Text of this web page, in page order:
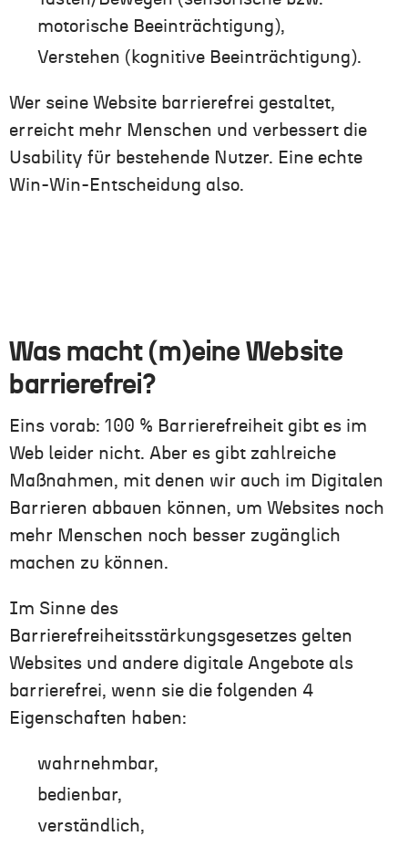
motorische Beeinträchtigung),
Verstehen (kognitive Beeinträchtigung).
Wer seine Website barrierefrei gestaltet,
erreicht mehr Menschen und verbessert die
Usability für bestehende Nutzer. Eine echte
Win-Win-Entscheidung also.
Was macht (m)eine Website
barrierefrei?
Eins vorab: 100 % Barrierefreiheit gibt es im
Web leider nicht. Aber es gibt zahlreiche
Maßnahmen, mit denen wir auch im Digitalen
Barrieren abbauen können, um Websites noch
mehr Menschen noch besser zugänglich
machen zu können.
Im Sinne des
Barrierefreiheitsstärkungsgesetzes gelten
Websites und andere digitale Angebote als
barrierefrei, wenn sie die folgenden 4
Eigenschaften haben:
wahrnehmbar,
bedienbar,
verständlich,